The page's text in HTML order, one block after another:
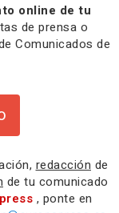
online de tu
de prensa o
Comunicados de
redacción de
de tu comunicado
press , ponte en